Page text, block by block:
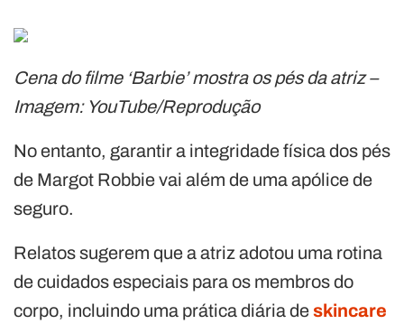
Cena do filme ‘Barbie’ mostra os pés da atriz –
Imagem: YouTube/Reprodução
No entanto, garantir a integridade física dos pés
de Margot Robbie vai além de uma apólice de
seguro.
Relatos sugerem que a atriz adotou uma rotina
de cuidados especiais para os membros do
corpo, incluindo uma prática diária deskincare